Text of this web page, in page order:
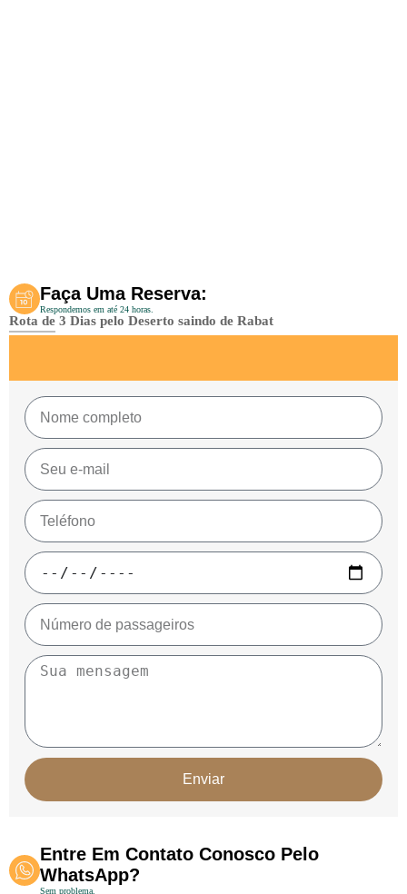
Faça Uma Reserva:
Respondemos em até 24 horas.
Rota de 3 Dias pelo Deserto saindo de Rabat
Enviar
Entre Em Contato Conosco Pelo
WhatsApp?
Sem problema.